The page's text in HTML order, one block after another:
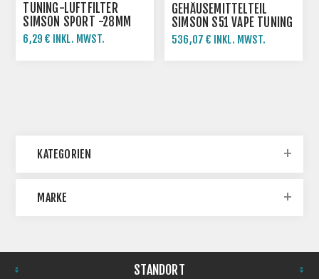
TUNING-LUFTFILTER
SIMSON SPORT -28MM
6,29 € INKL. MWST.
GEHÄUSEMITTELTEIL
SIMSON S51 VAPE TUNING
-FERTIG MONTIERT
536,07 € INKL. MWST.
KATEGORIEN
MARKE
STANDORT